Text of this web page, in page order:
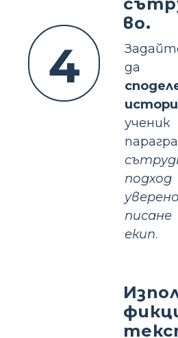
4
во.
да
екип.